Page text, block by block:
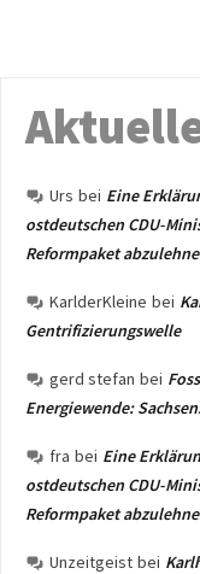
Urs bei Eine
ostdeutschen CDU-
Reformpaket
KarlderKleine bei
Gentrifizierungswelle
gerd stefan bei
Energiewende:
fra bei Eine
ostdeutschen CDU-
Reformpaket
Unzeitgeist bei